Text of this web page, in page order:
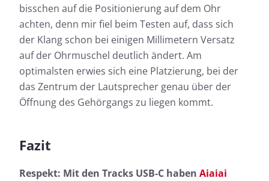
bisschen auf die Positionierung auf dem Ohr
achten, denn mir fiel beim Testen auf, dass sich
der Klang schon bei einigen Millimetern Versatz
auf der Ohrmuschel deutlich ändert. Am
optimalsten erwies sich eine Platzierung, bei der
das Zentrum der Lautsprecher genau über der
Öffnung des Gehörgangs zu liegen kommt.
Fazit
Respekt: Mit den Tracks USB-C haben Aiaiai